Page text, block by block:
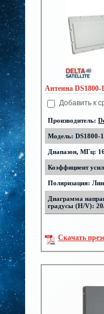
Антенна DS1800-
Добавить к
Производитель:
Модель: DS1800-
Диапазон, МГц:
Коэффициент
Поляризация:
Диаграмма
градусы (H/V):
Скачать